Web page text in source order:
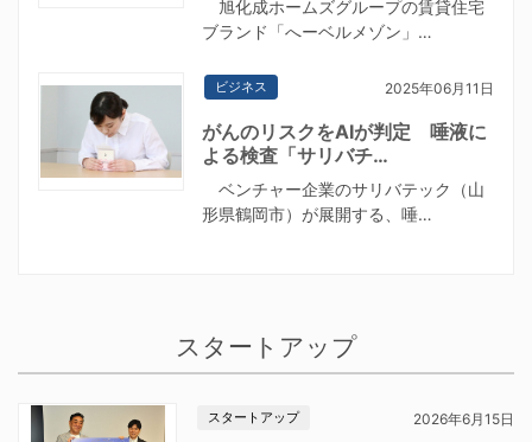
旭化成ホームズグループの賃貸住宅
ブランド「へーベルメゾン」…
ビジネス 2025年06月11日
がんのリスクをAIが判定 唾液に
よる検査「サリバチ…
ベンチャー企業のサリバテック（山
形県鶴岡市）が展開する、唾…
スタートアップ
スタートアップ 2026年6月15日